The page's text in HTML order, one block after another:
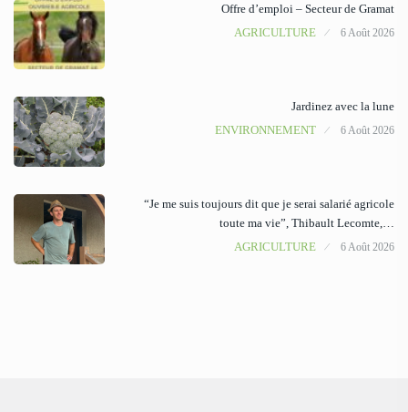
Offre d’emploi – Secteur de Gramat
AGRICULTURE
6 Août 2026
Jardinez avec la lune
ENVIRONNEMENT
6 Août 2026
“Je me suis toujours dit que je serai salarié agricole
toute ma vie”, Thibault Lecomte,…
AGRICULTURE
6 Août 2026